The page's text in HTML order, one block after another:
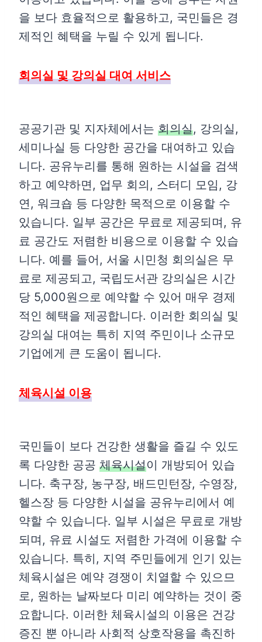
을 보다 효율적으로 활용하고, 국민들은 경
제적인 혜택을 누릴 수 있게 됩니다.
회의실 및 강의실 대여 서비스
공공기관 및 지자체에서는 회의실, 강의실,
세미나실 등 다양한 공간을 대여하고 있습
니다. 공유누리를 통해 원하는 시설을 검색
하고 예약하면, 업무 회의, 스터디 모임, 강
연, 워크숍 등 다양한 목적으로 이용할 수
있습니다. 일부 공간은 무료로 제공되며, 유
료 공간도 저렴한 비용으로 이용할 수 있습
니다. 예를 들어, 서울 시민청 회의실은 무
료로 제공되고, 국립도서관 강의실은 시간
당 5,000원으로 예약할 수 있어 매우 경제
적인 혜택을 제공합니다. 이러한 회의실 및
강의실 대여는 특히 지역 주민이나 소규모
기업에게 큰 도움이 됩니다.
체육시설 이용
국민들이 보다 건강한 생활을 즐길 수 있도
록 다양한 공공 체육시설이 개방되어 있습
니다. 축구장, 농구장, 배드민턴장, 수영장,
헬스장 등 다양한 시설을 공유누리에서 예
약할 수 있습니다. 일부 시설은 무료로 개방
되며, 유료 시설도 저렴한 가격에 이용할 수
있습니다. 특히, 지역 주민들에게 인기 있는
체육시설은 예약 경쟁이 치열할 수 있으므
로, 원하는 날짜보다 미리 예약하는 것이 중
요합니다. 이러한 체육시설의 이용은 건강
증진 뿐 아니라 사회적 상호작용을 촉진하